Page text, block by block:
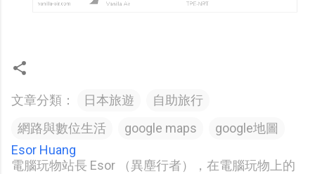
文章分類： 日本旅遊
自助旅行
網路與數位生活
google maps
google地圖
Esor Huang
電腦玩物站長 Esor （異塵行者），在電腦玩物上的